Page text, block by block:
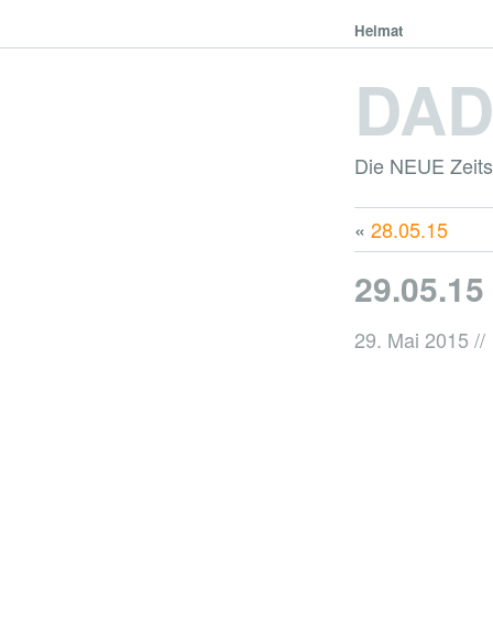
Heimat
Die NEUE
« 28.05.15
29.05.15
29. Mai 2015 //